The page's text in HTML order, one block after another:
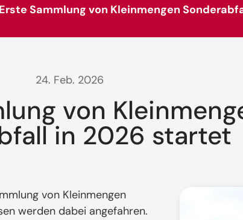
Erste Sammlung von Kleinmengen
24. Feb. 2026
von
in 2026 startet
von Kleinmengen
werden dabei angefahren.